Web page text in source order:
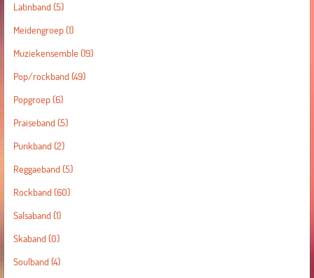
Latinband (5)
Meidengroep(1)
Muziekensemble (19)
Pop/rockband (49)
Popgroep(6)
Praiseband (5)
Punkband (2)
Reggaeband (5)
Rockband (60)
Salsaband (1)
Skaband (0)
Soulband (4)